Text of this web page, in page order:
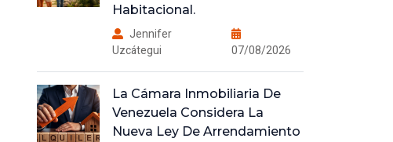
Habitacional.
Jennifer
Uzcátegui
07/08/2026
La Cámara Inmobiliaria De
Venezuela Considera La
Nueva Ley De Arrendamiento